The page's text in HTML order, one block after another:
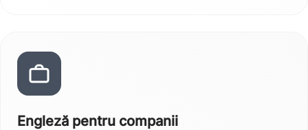
Engleză pentru companii